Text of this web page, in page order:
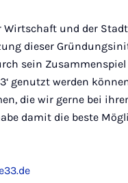
und der
dieser
sein
genutzt werden
die wir gerne bei
damit die beste